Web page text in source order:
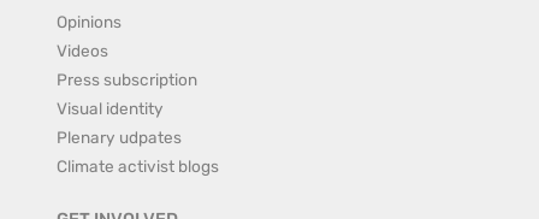
Opinions
Videos
Press subscription
Visual identity
Plenary udpates
Climate activist blogs